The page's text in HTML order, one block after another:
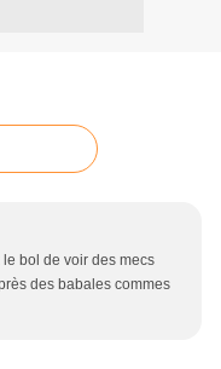
bol de voir des mecs
des babales commes